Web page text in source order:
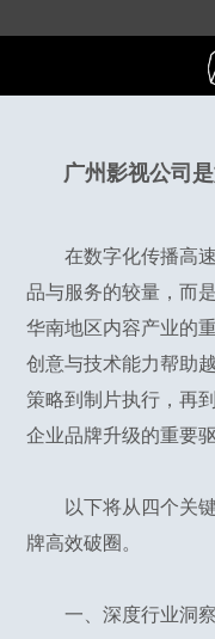
广州影视公司
在数字化传播高
品与服务的较量，而
华南地区内容产业的
创意与技术能力帮助
策略到制片执行，再
企业品牌升级的重要驱
以下将从四个关
牌高效破圈。
一、深度行业洞